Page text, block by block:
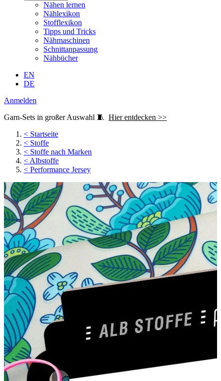
Nähen lernen
Nählexikon
Stofflexikon
Tipps und Tricks
Nähmaschinen
Schnittanpassung
Nähbücher
EN
DE
Anmelden
Garn-Sets in großer Auswahl 🧵 Hier entdecken >>
< Startseite
< Stoffe
< Stoffe nach Marken
< Albstoffe
< Performance Jersey